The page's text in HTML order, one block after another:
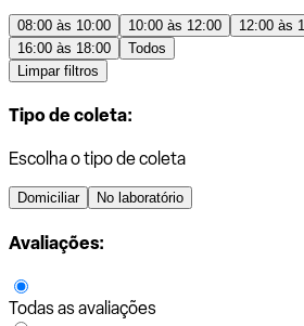
08:00 às 10:00 10:00 às 12:00 12:00 às
16:00 às 18:00
Todos
Limpar filtros
Tipo de coleta:
Escolha o tipo de coleta
Domiciliar No laboratório
Avaliações:
Todas as avaliações